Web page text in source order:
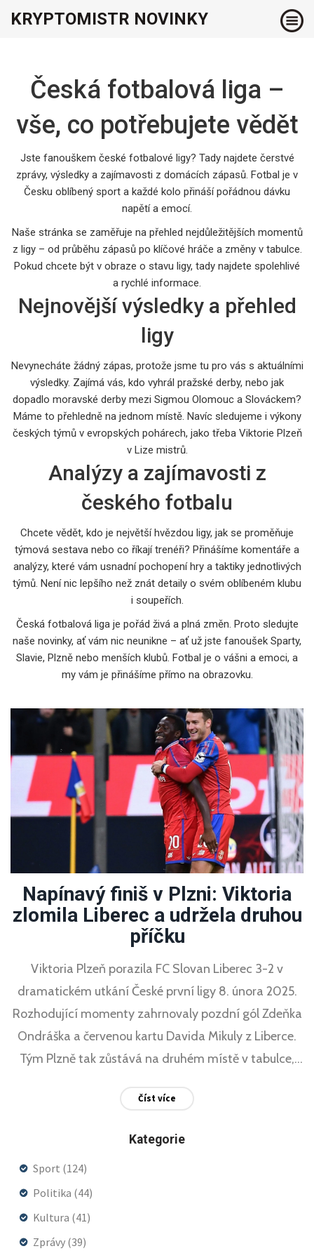
KRYPTOMISTR NOVINKY
Česká fotbalová liga –
vše, co potřebujete vědět
Jste fanouškem české fotbalové ligy? Tady najdete čerstvé
zprávy, výsledky a zajímavosti z domácích zápasů. Fotbal je v
Česku oblíbený sport a každé kolo přináší pořádnou dávku
napětí a emocí.
Naše stránka se zaměřuje na přehled nejdůležitějších momentů
z ligy – od průběhu zápasů po klíčové hráče a změny v tabulce.
Pokud chcete být v obraze o stavu ligy, tady najdete spolehlivé
a rychlé informace.
Nejnovější výsledky a přehled
ligy
Nevynecháte žádný zápas, protože jsme tu pro vás s aktuálními
výsledky. Zajímá vás, kdo vyhrál pražské derby, nebo jak
dopadlo moravské derby mezi Sigmou Olomouc a Slováckem?
Máme to přehledně na jednom místě. Navíc sledujeme i výkony
českých týmů v evropských pohárech, jako třeba Viktorie Plzeň
v Lize mistrů.
Analýzy a zajímavosti z
českého fotbalu
Chcete vědět, kdo je největší hvězdou ligy, jak se proměňuje
týmová sestava nebo co říkají trenéři? Přinášíme komentáře a
analýzy, které vám usnadní pochopení hry a taktiky jednotlivých
týmů. Není nic lepšího než znát detaily o svém oblíbeném klubu
i soupeřích.
Česká fotbalová liga je pořád živá a plná změn. Proto sledujte
naše novinky, ať vám nic neunikne – ať už jste fanoušek Sparty,
Slavie, Plzně nebo menších klubů. Fotbal je o vášni a emoci, a
my vám je přinášíme přímo na obrazovku.
Napínavý finiš v Plzni: Viktoria
zlomila Liberec a udržela druhou
příčku
Viktoria Plzeň porazila FC Slovan Liberec 3-2 v
dramatickém utkání České první ligy 8. února 2025.
Rozhodující momenty zahrnovaly pozdní gól Zdeňka
Ondráška a červenou kartu Davida Mikuly z Liberce.
Tým Plzně tak zůstává na druhém místě v tabulce,
Číst více
Kategorie
Sport (124)
Politika (44)
Kultura (41)
Zprávy (39)